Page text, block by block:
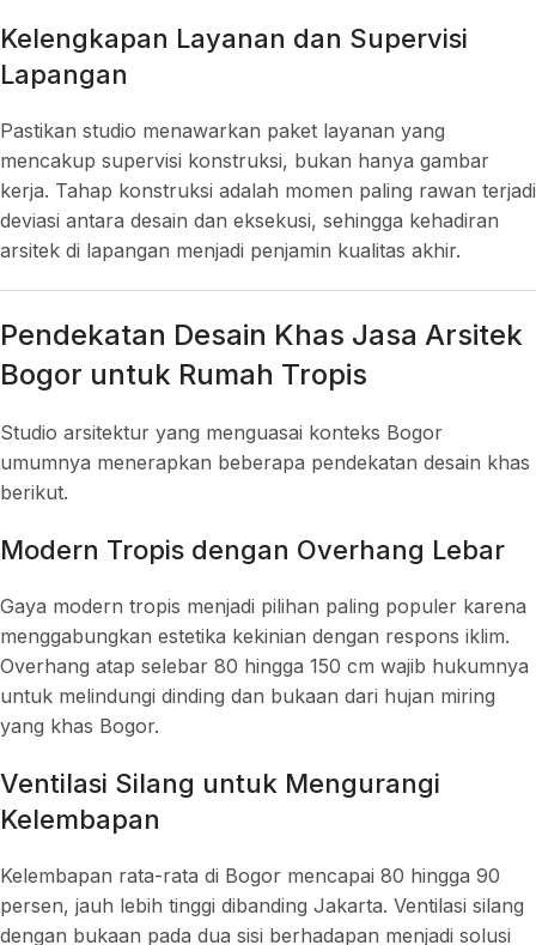
Kelengkapan Layanan dan Supervisi
Lapangan
Pastikan studio menawarkan paket layanan yang
mencakup supervisi konstruksi, bukan hanya gambar
kerja. Tahap konstruksi adalah momen paling rawan terjadi
deviasi antara desain dan eksekusi, sehingga kehadiran
arsitek di lapangan menjadi penjamin kualitas akhir.
Pendekatan Desain Khas Jasa Arsitek
Bogor untuk Rumah Tropis
Studio arsitektur yang menguasai konteks Bogor
umumnya menerapkan beberapa pendekatan desain khas
berikut.
Modern Tropis dengan Overhang Lebar
Gaya modern tropis menjadi pilihan paling populer karena
menggabungkan estetika kekinian dengan respons iklim.
Overhang atap selebar 80 hingga 150 cm wajib hukumnya
untuk melindungi dinding dan bukaan dari hujan miring
yang khas Bogor.
Ventilasi Silang untuk Mengurangi
Kelembapan
Kelembapan rata-rata di Bogor mencapai 80 hingga 90
persen, jauh lebih tinggi dibanding Jakarta. Ventilasi silang
dengan bukaan pada dua sisi berhadapan menjadi solusi